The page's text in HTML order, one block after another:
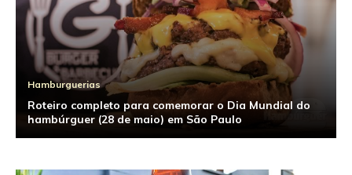
Hamburguerias
Roteiro completo para comemorar o Dia Mundial do
hambúrguer (28 de maio) em São Paulo